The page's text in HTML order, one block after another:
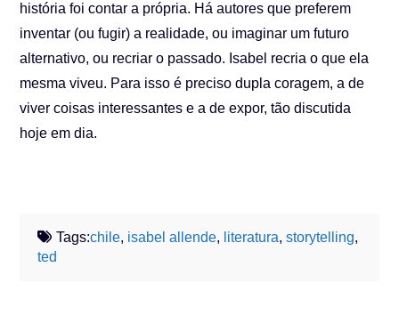
história foi contar a própria. Há autores que preferem
inventar (ou fugir) a realidade, ou imaginar um futuro
alternativo, ou recriar o passado. Isabel recria o que ela
mesma viveu. Para isso é preciso dupla coragem, a de
viver coisas interessantes e a de expor, tão discutida
hoje em dia.
Tags:chile, isabel allende, literatura,storytelling,
ted